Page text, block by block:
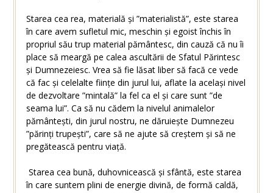
Starea cea rea, materială și ”materialistă”, este starea
în care avem sufletul mic, meschin și egoist închis în
propriul său trup material pământesc, din cauză că nu îi
place să meargă pe calea ascultării de Sfatul Părintesc
și Dumnezeiesc. Vrea să fie lăsat liber să facă ce vede
că fac și celelalte ființe din jurul lui, aflate la același nivel
de dezvoltare ”mintală” la fel ca el și care sunt ”de
seama lui”. Ca să nu cădem la nivelul animalelor
pământești, din jurul nostru, ne dăruiește Dumnezeu
”părinți trupești”, care să ne ajute să creștem și să ne
pregătească pentru viață.
Starea cea bună, duhovnicească și sfântă, este starea
în care suntem plini de energie divină, de formă caldă,